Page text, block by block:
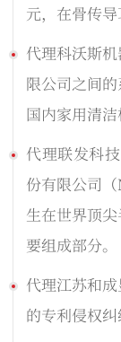
元，在骨传导
代理科沃斯
限公司之间
国内家用清洁
代理联发科
份有限公司
生在世界顶
要组成部分。
代理江苏和
的专利侵权纠